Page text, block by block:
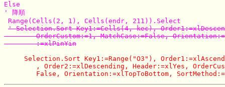
Else
' 降順
Range(Cells(2, 1), Cells(endr, 211)).Select
' Selection.Sort Key1:=Cells(4, kec),
OrderCustom:=1, MatchCase:=False,
        :=xlPinYin
Selection.Sort Key1:=Range("O3"),
, Order2:=xlDescending, Header:=xlYes,